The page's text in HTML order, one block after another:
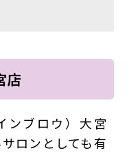
店
ンブロウ）大宮
ロンとしても有